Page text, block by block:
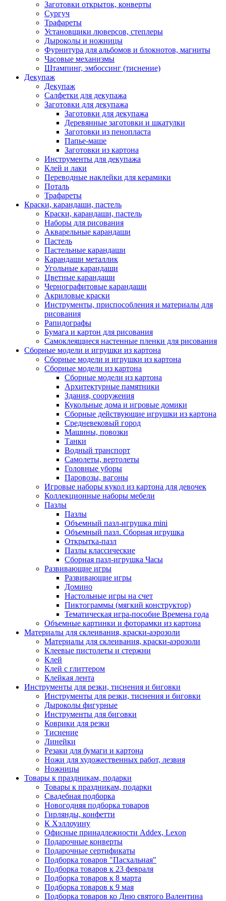
Заготовки открыток, конверты
Сургуч
Трафареты
Установщики люверсов, степлеры
Дыроколы и ножницы
Фурнитура для альбомов и блокнотов, магниты
Часовые механизмы
Штампинг, эмбоссинг (тиснение)
Декупаж
Декупаж
Салфетки для декупажа
Заготовки для декупажа
Заготовки для декупажа
Деревянные заготовки и шкатулки
Заготовки из пенопласта
Папье-маше
Заготовки из картона
Инструменты для декупажа
Клей и лаки
Переводные наклейки для керамики
Поталь
Трафареты
Краски, карандаши, пастель
Краски, карандаши, пастель
Наборы для рисования
Акварельные карандаши
Пастель
Пастельные карандаши
Карандаши металлик
Угольные карандаши
Цветные карандаши
Чернографитовые карандаши
Акриловые краски
Инструменты, приспособления и материалы для
рисования
Рапидографы
Бумага и картон для рисования
Самоклеящиеся настенные пленки для рисования
Сборные модели и игрушки из картона
Сборные модели и игрушки из картона
Сборные модели из картона
Сборные модели из картона
Архитектурные памятники
Здания, сооружения
Кукольные дома и игровые домики
Сборные действующие игрушки из картона
Средневековый город
Машины, повозки
Танки
Водный транспорт
Самолеты, вертолеты
Головные уборы
Паровозы, вагоны
Игровые наборы кукол из картона для девочек
Коллекционные наборы мебели
Пазлы
Пазлы
Объемный пазл-игрушка mini
Объемный пазл. Сборная игрушка
Открытка-пазл
Пазлы классические
Сборная пазл-игрушка Часы
Развивающие игры
Развивающие игры
Домино
Настольные игры на счет
Пиктограммы (мягкий конструктор)
Тематическая игра-пособие Времена года
Объемные картинки и фоторамки из картона
Материалы для склеивания, краски-аэрозоли
Материалы для склеивания, краски-аэрозоли
Клеевые пистолеты и стержни
Клей
Клей с глиттером
Клейкая лента
Инструменты для резки, тиснения и биговки
Инструменты для резки, тиснения и биговки
Дыроколы фигурные
Инструменты для биговки
Коврики для резки
Тиснение
Линейки
Резаки для бумаги и картона
Ножи для художественных работ, лезвия
Ножницы
Товары к праздникам, подарки
Товары к праздникам, подарки
Свадебная подборка
Новогодняя подборка товаров
Гирлянды, конфетти
К Хэллоуину
Офисные принадлежности Addex, Lexon
Подарочные конверты
Подарочные сертификаты
Подборка товаров "Пасхальная"
Подборка товаров к 23 февраля
Подборка товаров к 8 марта
Подборка товаров к 9 мая
Подборка товаров ко Дню святого Валентина